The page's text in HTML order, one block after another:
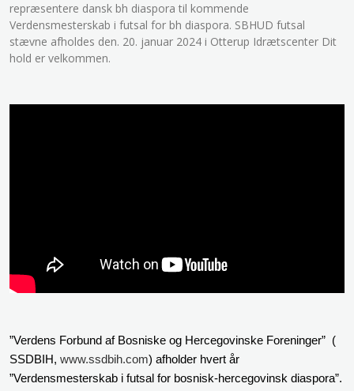
repræsentere dansk bh diaspora til kommende
Verdensmesterskab i futsal for bh diaspora. SBHUD futsal
stævne afholdes den. 20. januar 2024 i Otterup Idrætscenter Dit
hold er velkommen.
”Verdens Forbund af Bosniske og Hercegovinske Foreninger” (
SSDBIH, www.ssdbih.com) afholder hvert år
”Verdensmesterskab i futsal for bosnisk-hercegovinsk diaspora”.